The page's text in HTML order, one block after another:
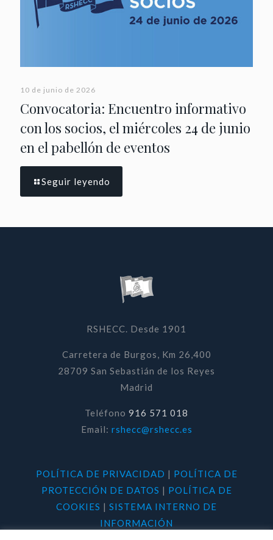
10 de junio de 2026
Convocatoria: Encuentro informativo
con los socios, el miércoles 24 de junio
en el pabellón de eventos
Seguir leyendo
RSHECC. Desde 1901
Carretera de Burgos, Km 26,400
28709 San Sebastián de los Reyes
Madrid
Teléfono 916 571 018
Email: rshecc@rshecc.es
POLÍTICA DE PRIVACIDAD | POLÍTICA DE
PROTECCIÓN DE DATOS | POLÍTICA DE
COOKIES | SISTEMA INTERNO DE
INFORMACIÓN